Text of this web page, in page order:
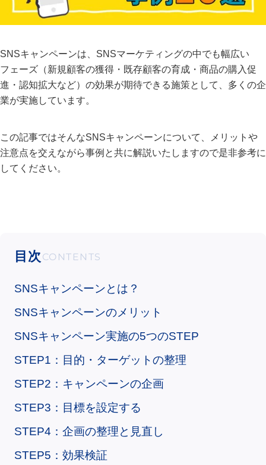
SNSキャンペーンは、SNSマーケティングの中でも幅広い
フェーズ（新規顧客の獲得・既存顧客の育成・商品の購入促
進・認知拡大など）の効果が期待できる施策として、多くの企
業が実施しています。
この記事ではそんなSNSキャンペーンについて、メリットや
注意点を交えながら事例と共に解説いたしますので是非参考に
してください。
目次
SNSキャンペーンとは？
SNSキャンペーンのメリット
SNSキャンペーン実施の5つのSTEP
STEP1：目的・ターゲットの整理
STEP2：キャンペーンの企画
STEP3：目標を設定する
STEP4：企画の整理と見直し
STEP5：効果検証